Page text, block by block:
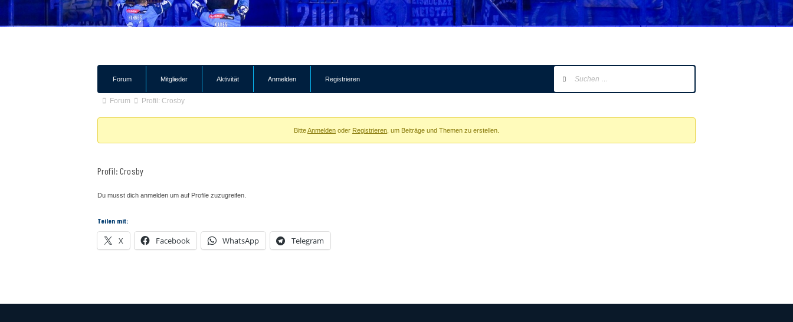
Navigation
Forum Mitglieder Aktivität Anmelden Registrieren
Forum-
Breadcrumbs
hier:
Forum Profil: Crosby
BitteAnmeldenoder Registrieren, um Beiträge und Themen zu erstellen.
Profil: Crosby
Du musst dich anmelden um auf Profile zuzugreifen.
Teilen mit:
X Facebook WhatsApp Telegram